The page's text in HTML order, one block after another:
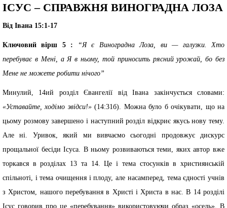
ІСУС – СПРАВЖНЯ ВИНОГРАДНА ЛОЗА
Від Івана 15:1-17
Ключовий вірш 5 :
“Я є Виноградна Лоза, ви — галузки. Хто
перебуває в Мені, а Я в ньому, той приносить рясний урожай, бо без
Мене не можете робити нічого”
Минулий, 14ий розділ Євангелії від Івана закінчується словами:
«Уставайте, ходімо звідси!»(14:31б). Можна було б очікувати, що на
цьому розмову завершено і наступний розділ відкриє якусь нову тему.
Але ні. Уривок, який ми вивчаємо сьогодні продовжує дискурс
прощальної бесіди Ісуса. В ньому розвиваються теми, яких автор вже
торкався в розділах 13 та 14. Це і тема стосунків в християнській
спільноті, і тема очищення і плоду, але насамперед, тема єдності учнів
з Христом, нашого перебування в Христі і Христа в нас. В 14 розділі
Ісус говорив про це «перебування» використовуючи образ «осель». В